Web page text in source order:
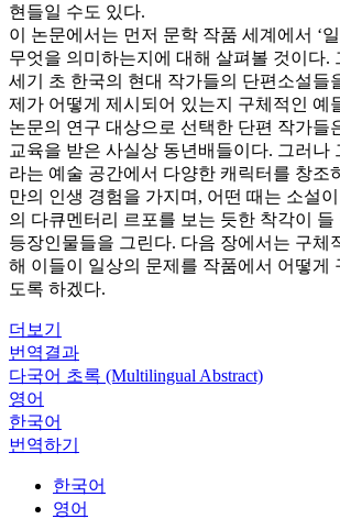
현들일 수도 있다.
이 논문에서는 먼저 문학 작품 세계에서 ‘
무엇을 의미하는지에 대해 살펴볼 것이다.
세기 초 한국의 현대 작가들의 단편소설들
제가 어떻게 제시되어 있는지 구체적인 예
논문의 연구 대상으로 선택한 단편 작가들
교육을 받은 사실상 동년배들이다. 그러나
라는 예술 공간에서 다양한 캐릭터를 창조
만의 인생 경험을 가지며, 어떤 때는 소설
의 다큐멘터리 르포를 보는 듯한 착각이 들
등장인물들을 그린다. 다음 장에서는 구체
해 이들이 일상의 문제를 작품에서 어떻게
도록 하겠다.
더보기
번역결과
다국어 초록 (Multilingual Abstract)
영어
한국어
번역하기
한국어
영어